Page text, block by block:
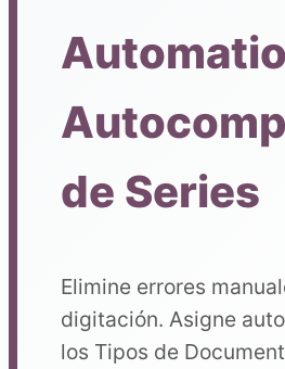
de Series
Elimine errores
digitación. Asigne
los Tipos de